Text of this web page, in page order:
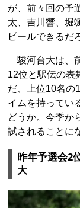
が、前々回の予
太、吉川響、堀
ピールできるだ
駿河台大は、
12位と駅伝の表
だ、上位10名の
イムを持ってい
どうか。今季か
試されることに
昨年予選会2
大